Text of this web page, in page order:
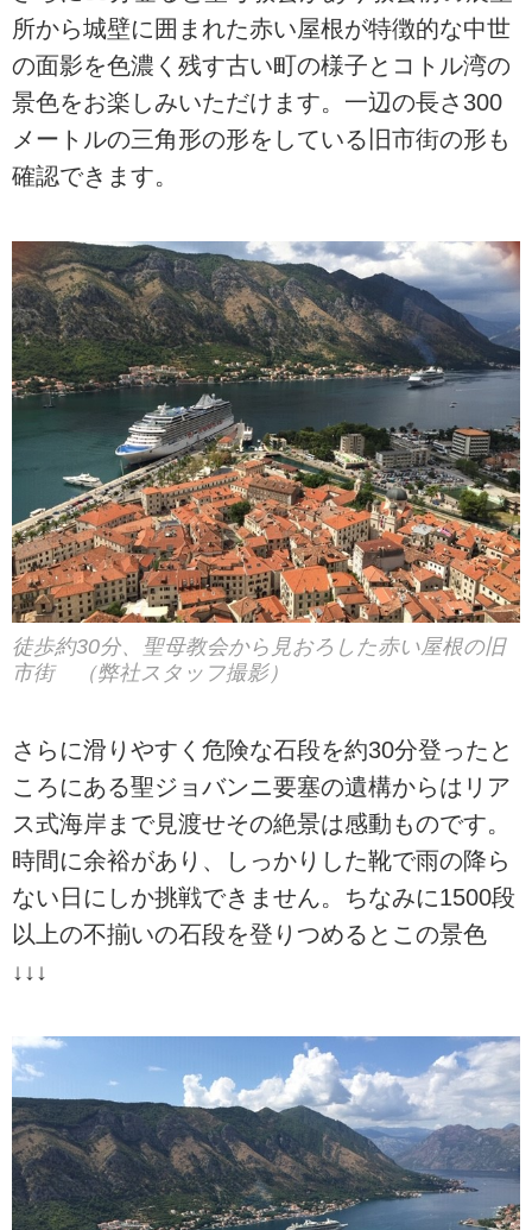
所から城壁に囲まれた赤い屋根が特徴的な中世
の面影を色濃く残す古い町の様子とコトル湾の
景色をお楽しみいただけます。一辺の長さ300
メートルの三角形の形をしている旧市街の形も
確認できます。
徒歩約30分、聖母教会から見おろした赤い屋根の旧
市街 （弊社スタッフ撮影）
さらに滑りやすく危険な石段を約30分登ったと
ころにある聖ジョバンニ要塞の遺構からはリア
ス式海岸まで見渡せその絶景は感動ものです。
時間に余裕があり、しっかりした靴で雨の降ら
ない日にしか挑戦できません。ちなみに1500段
以上の不揃いの石段を登りつめるとこの景色
↓↓↓